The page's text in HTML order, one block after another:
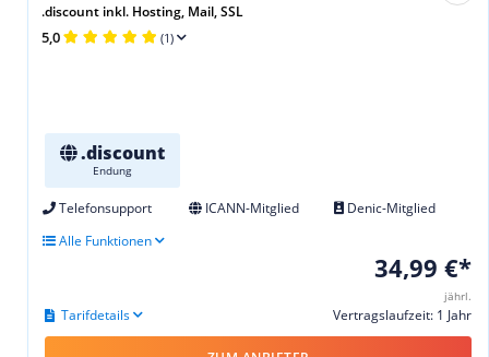
.discount inkl. Hosting, Mail, SSL
5,0 (1)
.discount
Endung
Telefonsupport ICANN-Mitglied
Denic-Mitglied
Alle Funktionen
34,99 €*
jährl.
Vertragslaufzeit: 1 Jahr
Tarifdetails